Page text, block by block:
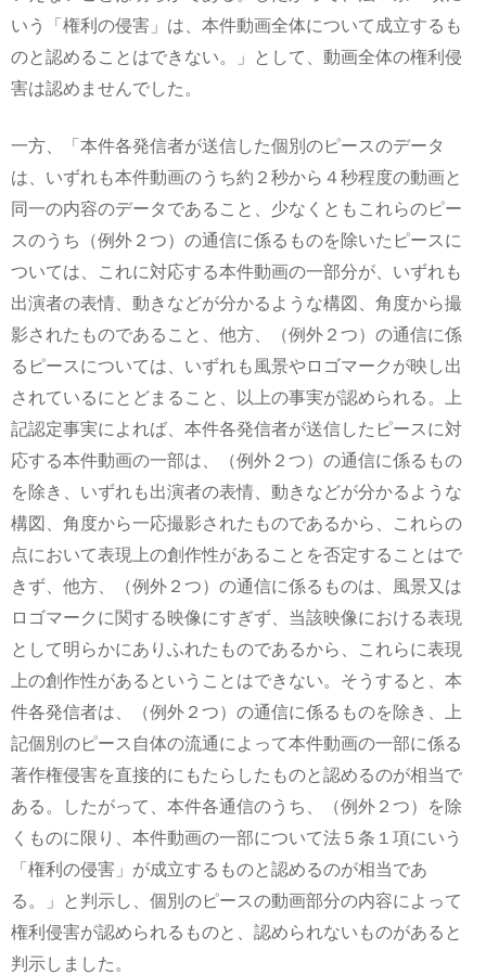
いう「権利の侵害」は、本件動画全体について成立するも
のと認めることはできない。」として、動画全体の権利侵
害は認めませんでした。
一方、「本件各発信者が送信した個別のピースのデータ
は、いずれも本件動画のうち約２秒から４秒程度の動画と
同一の内容のデータであること、少なくともこれらのピー
スのうち（例外２つ）の通信に係るものを除いたピースに
ついては、これに対応する本件動画の一部分が、いずれも
出演者の表情、動きなどが分かるような構図、角度から撮
影されたものであること、他方、（例外２つ）の通信に係
るピースについては、いずれも風景やロゴマークが映し出
されているにとどまること、以上の事実が認められる。上
記認定事実によれば、本件各発信者が送信したピースに対
応する本件動画の一部は、（例外２つ）の通信に係るもの
を除き、いずれも出演者の表情、動きなどが分かるような
構図、角度から一応撮影されたものであるから、これらの
点において表現上の創作性があることを否定することはで
きず、他方、（例外２つ）の通信に係るものは、風景又は
ロゴマークに関する映像にすぎず、当該映像における表現
として明らかにありふれたものであるから、これらに表現
上の創作性があるということはできない。そうすると、本
件各発信者は、（例外２つ）の通信に係るものを除き、上
記個別のピース自体の流通によって本件動画の一部に係る
著作権侵害を直接的にもたらしたものと認めるのが相当で
ある。したがって、本件各通信のうち、（例外２つ）を除
くものに限り、本件動画の一部について法５条１項にいう
「権利の侵害」が成立するものと認めるのが相当であ
る。」と判示し、個別のピースの動画部分の内容によって
権利侵害が認められるものと、認められないものがあると
判示しました。